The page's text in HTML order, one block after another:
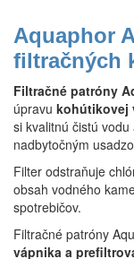
Aquaphor
filtračných
Filtračné patróny
úpravu kohútikovej
si kvalitnú čistú
nadbytočným
Filter odstraňuje
obsah vodného
spotrebičov.
Filtračné patróny
vápnika a